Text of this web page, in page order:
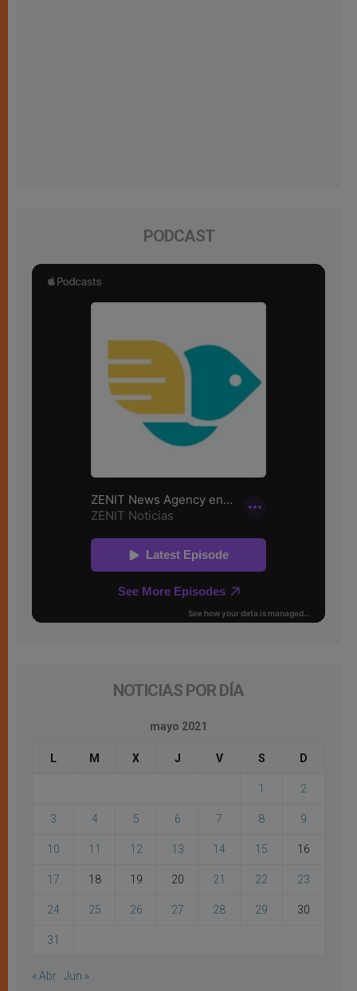
PODCAST
NOTICIAS POR DÍA
mayo 2021
L M X J V S D
1 2
3 4 5 6 7 8 9
10 11 12 13 14 15 16
17 18 19 20 21 22 23
24 25 26 27 28 29 30
31
« Abr Jun »